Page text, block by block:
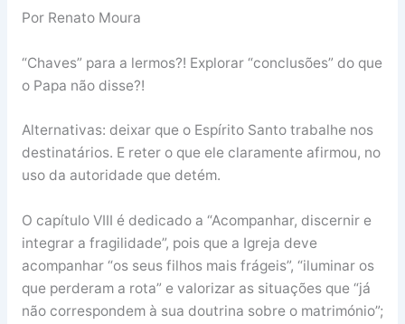
Por Renato Moura
“Chaves” para a lermos?! Explorar “conclusões” do que
o Papa não disse?!
Alternativas: deixar que o Espírito Santo trabalhe nos
destinatários. E reter o que ele claramente afirmou, no
uso da autoridade que detém.
O capítulo VIII é dedicado a “Acompanhar, discernir e
integrar a fragilidade”, pois que a Igreja deve
acompanhar “os seus filhos mais frágeis”, “iluminar os
que perderam a rota” e valorizar as situações que “já
não correspondem à sua doutrina sobre o matrimónio”;